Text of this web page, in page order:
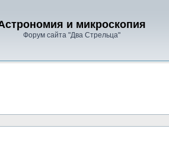
и микроскопия
Форум сайта "Два Стрельца"